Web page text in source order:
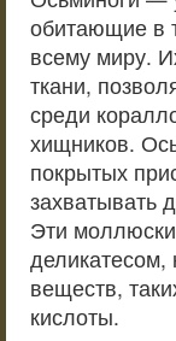
обитающие в
всему миру.
ткани,
среди
хищников.
покрытых
захватывать
Эти
деликатесом,
веществ,
кислоты.